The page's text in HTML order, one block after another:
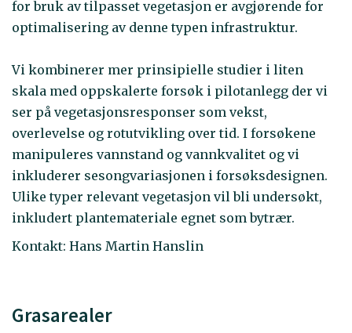
for bruk av tilpasset vegetasjon er avgjørende for
optimalisering av denne typen infrastruktur.
Vi kombinerer mer prinsipielle studier i liten
skala med oppskalerte forsøk i pilotanlegg der vi
ser på vegetasjonsresponser som vekst,
overlevelse og rotutvikling over tid. I forsøkene
manipuleres vannstand og vannkvalitet og vi
inkluderer sesongvariasjonen i forsøksdesignen.
Ulike typer relevant vegetasjon vil bli undersøkt,
inkludert plantemateriale egnet som bytrær.
Kontakt: Hans Martin Hanslin
Grasarealer